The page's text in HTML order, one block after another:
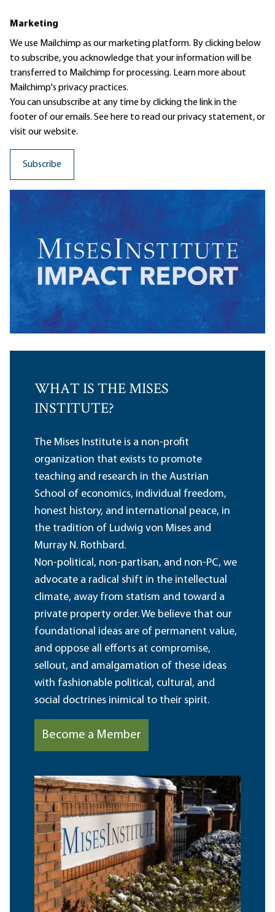
Marketing
We use Mailchimp as our marketing platform. By clicking below
to subscribe, you acknowledge that your information will be
transferred to Mailchimp for processing. Learn moreabout
Mailchimp's privacy practices.
You can unsubscribe at any time by clicking the link in the
footer of our emails. See here to read ourprivacy statement, or
visit our website.
WHAT IS THE MISES
INSTITUTE?
The Mises Institute is a non-profit
organization that exists to promote
teaching and research in the Austrian
School of economics, individual freedom,
honest history, and international peace, in
the tradition of Ludwig von Mises and
Murray N. Rothbard.
Non-political, non-partisan, and non-PC, we
advocate a radical shift in the intellectual
climate, away from statism and toward a
private property order. We believe that our
foundational ideas are of permanent value,
and oppose all efforts at compromise,
sellout, and amalgamation of these ideas
with fashionable political, cultural, and
social doctrines inimical to their spirit.
Become a Member